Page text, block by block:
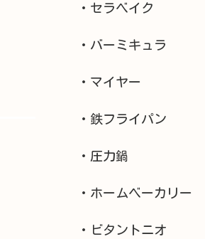
・セラベイク
・バーミキュラ
・マイヤー
・鉄フライパン
・圧力鍋
・ホームベーカリー
・ビタントニオ